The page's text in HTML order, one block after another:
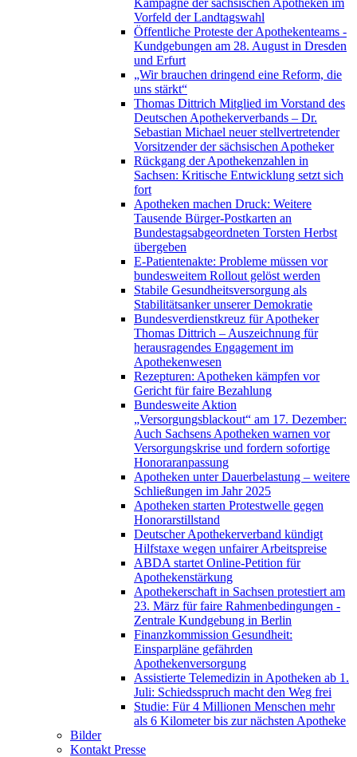
Kampagne der sächsischen Apotheken im
Vorfeld der Landtagswahl
Öffentliche Proteste der Apothekenteams -
Kundgebungen am 28. August in Dresden
und Erfurt
„Wir brauchen dringend eine Reform, die
uns stärkt“
Thomas Dittrich Mitglied im Vorstand des
Deutschen Apothekerverbands – Dr.
Sebastian Michael neuer stellvertretender
Vorsitzender der sächsischen Apotheker
Rückgang der Apothekenzahlen in
Sachsen: Kritische Entwicklung setzt sich
fort
Apotheken machen Druck: Weitere
Tausende Bürger-Postkarten an
Bundestagsabgeordneten Torsten Herbst
übergeben
E-Patientenakte: Probleme müssen vor
bundesweitem Rollout gelöst werden
Stabile Gesundheitsversorgung als
Stabilitätsanker unserer Demokratie
Bundesverdienstkreuz für Apotheker
Thomas Dittrich – Auszeichnung für
herausragendes Engagement im
Apothekenwesen
Rezepturen: Apotheken kämpfen vor
Gericht für faire Bezahlung
Bundesweite Aktion
„Versorgungsblackout“ am 17. Dezember:
Auch Sachsens Apotheken warnen vor
Versorgungskrise und fordern sofortige
Honoraranpassung
Apotheken unter Dauerbelastung – weitere
Schließungen im Jahr 2025
Apotheken starten Protestwelle gegen
Honorarstillstand
Deutscher Apothekerverband kündigt
Hilfstaxe wegen unfairer Arbeitspreise
ABDA startet Online-Petition für
Apothekenstärkung
Apothekerschaft in Sachsen protestiert am
23. März für faire Rahmenbedingungen -
Zentrale Kundgebung in Berlin
Finanzkommission Gesundheit:
Einsparpläne gefährden
Apothekenversorgung
Assistierte Telemedizin in Apotheken ab 1.
Juli: Schiedsspruch macht den Weg frei
Studie: Für 4 Millionen Menschen mehr
als 6 Kilometer bis zur nächsten Apotheke
Bilder
Kontakt Presse